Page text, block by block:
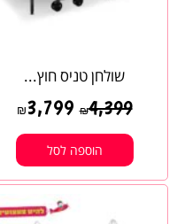
שולחן טניס חוץ...
₪4,399
₪3,799
הוספה לסל